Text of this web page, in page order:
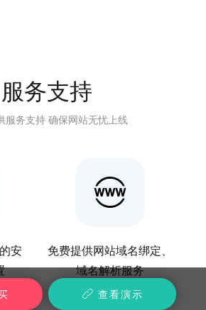
服务支持
服务支持 确保网站无忧上线
安
免费提供网站域名绑定、
域名解析服务
查看演示